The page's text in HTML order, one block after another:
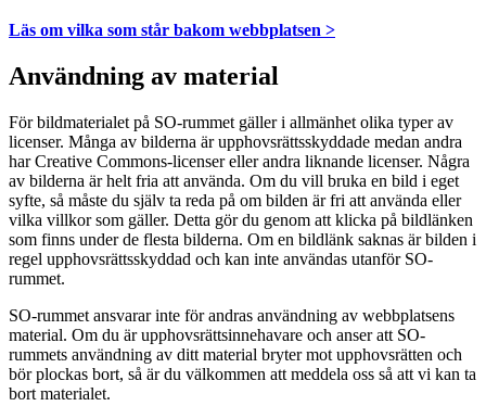
Läs om vilka som står bakom webbplatsen >
Användning av material
För bildmaterialet på SO-rummet gäller i allmänhet olika typer av
licenser. Många av bilderna är upphovsrättsskyddade medan andra
har Creative Commons-licenser eller andra liknande licenser. Några
av bilderna är helt fria att använda. Om du vill bruka en bild i eget
syfte, så måste du själv ta reda på om bilden är fri att använda eller
vilka villkor som gäller. Detta gör du genom att klicka på bildlänken
som finns under de flesta bilderna. Om en bildlänk saknas är bilden i
regel upphovsrättsskyddad och kan inte användas utanför SO-
rummet.
SO-rummet ansvarar inte för andras användning av webbplatsens
material. Om du är upphovsrättsinnehavare och anser att SO-
rummets användning av ditt material bryter mot upphovsrätten och
bör plockas bort, så är du välkommen att meddela oss så att vi kan ta
bort materialet.